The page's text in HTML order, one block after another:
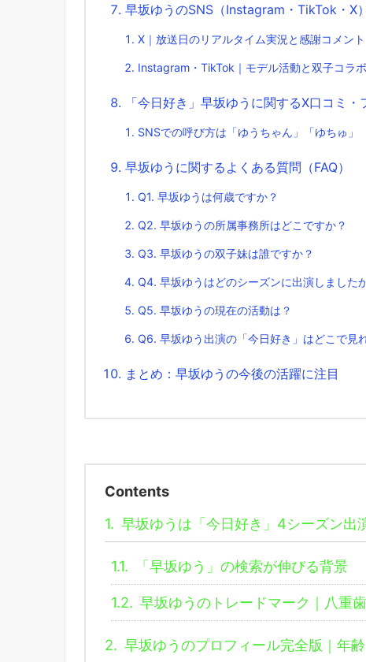
早坂ゆうのSNS（Instagram・TikTok・X
X｜放送日のリアルタイム実況と感謝コメント
Instagram・TikTok｜モデル活動と双子コラボ
「今日好き」早坂ゆうに関するX口コミ・
SNSでの呼び方は「ゆうちゃん」「ゆちゅ」
早坂ゆうに関するよくある質問（FAQ）
Q1. 早坂ゆうは何歳ですか？
Q2. 早坂ゆうの所属事務所はどこですか？
Q3. 早坂ゆうの双子妹は誰ですか？
Q4. 早坂ゆうはどのシーズンに出演しました
Q5. 早坂ゆうの現在の活動は？
Q6. 早坂ゆう出演の「今日好き」はどこで見
まとめ：早坂ゆうの今後の活躍に注目
Contents
1. 早坂ゆうは「今日好き」4シーズン
1.1. 「早坂ゆう」の検索が伸びる背景
1.2. 早坂ゆうのトレードマーク｜八重
2. 早坂ゆうのプロフィール完全版｜年